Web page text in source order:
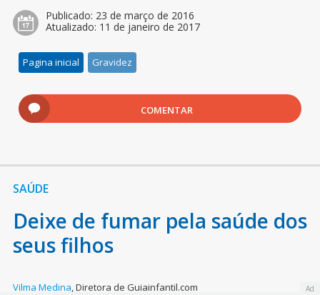
Publicado: 23 de março de 2016
Atualizado: 11 de janeiro de 2017
Pagina inicial Gravidez
COMENTAR
SAÚDE
Deixe de fumar pela saúde dos
seus filhos
Vilma Medina,Diretora de Guiainfantil.com Ad